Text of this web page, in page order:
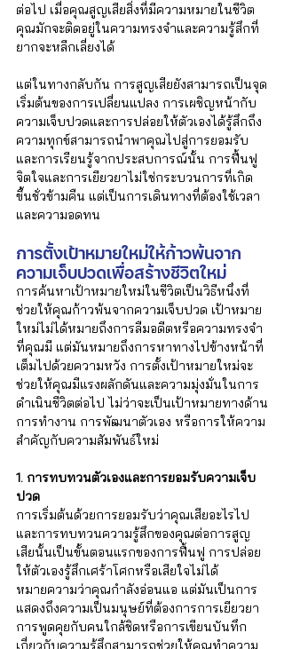
ต่อไป เมื่อคุณสูญเสียสิ่งที่มีความหมายในชีวิต
คุณมักจะติดอยู่ในความทรงจำและความรู้สึกที่
ยากจะหลีกเลี่ยงได้
แต่ในทางกลับกัน การสูญเสียยังสามารถเป็นจุด
เริ่มต้นของการเปลี่ยนแปลง การเผชิญหน้ากับ
ความเจ็บปวดและการปล่อยให้ตัวเองได้รู้สึกถึง
ความทุกข์สามารถนำพาคุณไปสู่การยอมรับ
และการเรียนรู้จากประสบการณ์นั้น การฟื้นฟู
จิตใจและการเยียวยาไม่ใช่กระบวนการที่เกิด
ขึ้นชั่วข้ามคืน แต่เป็นการเดินทางที่ต้องใช้เวลา
และความอดทน
การตั้งเป้าหมายใหม่ให้ก้าวพ้นจาก
ความเจ็บปวดเพื่อสร้างชีวิตใหม่
การค้นหาเป้าหมายใหม่ในชีวิตเป็นวิธีหนึ่งที่
ช่วยให้คุณก้าวพ้นจากความเจ็บปวด เป้าหมาย
ใหม่ไม่ได้หมายถึงการลืมอดีตหรือความทรงจำ
ที่คุณมี แต่มันหมายถึงการหาทางไปข้างหน้าที่
เต็มไปด้วยความหวัง การตั้งเป้าหมายใหม่จะ
ช่วยให้คุณมีแรงผลักดันและความมุ่งมั่นในการ
ดำเนินชีวิตต่อไป ไม่ว่าจะเป็นเป้าหมายทางด้าน
การทำงาน การพัฒนาตัวเอง หรือการให้ความ
สำคัญกับความสัมพันธ์ใหม่
1. การทบทวนตัวเองและการยอมรับความเจ็บ
ปวด
การเริ่มต้นด้วยการยอมรับว่าคุณเสียอะไรไป
และการทบทวนความรู้สึกของคุณต่อการสูญ
เสียนั้นเป็นขั้นตอนแรกของการฟื้นฟู การปล่อย
ให้ตัวเองรู้สึกเศร้าโศกหรือเสียใจไม่ได้
หมายความว่าคุณกำลังอ่อนแอ แต่มันเป็นการ
แสดงถึงความเป็นมนุษย์ที่ต้องการการเยียวยา
การพูดคุยกับคนใกล้ชิดหรือการเขียนบันทึก
เกี่ยวกับความรู้สึกสามารถช่วยให้คุณทำความ